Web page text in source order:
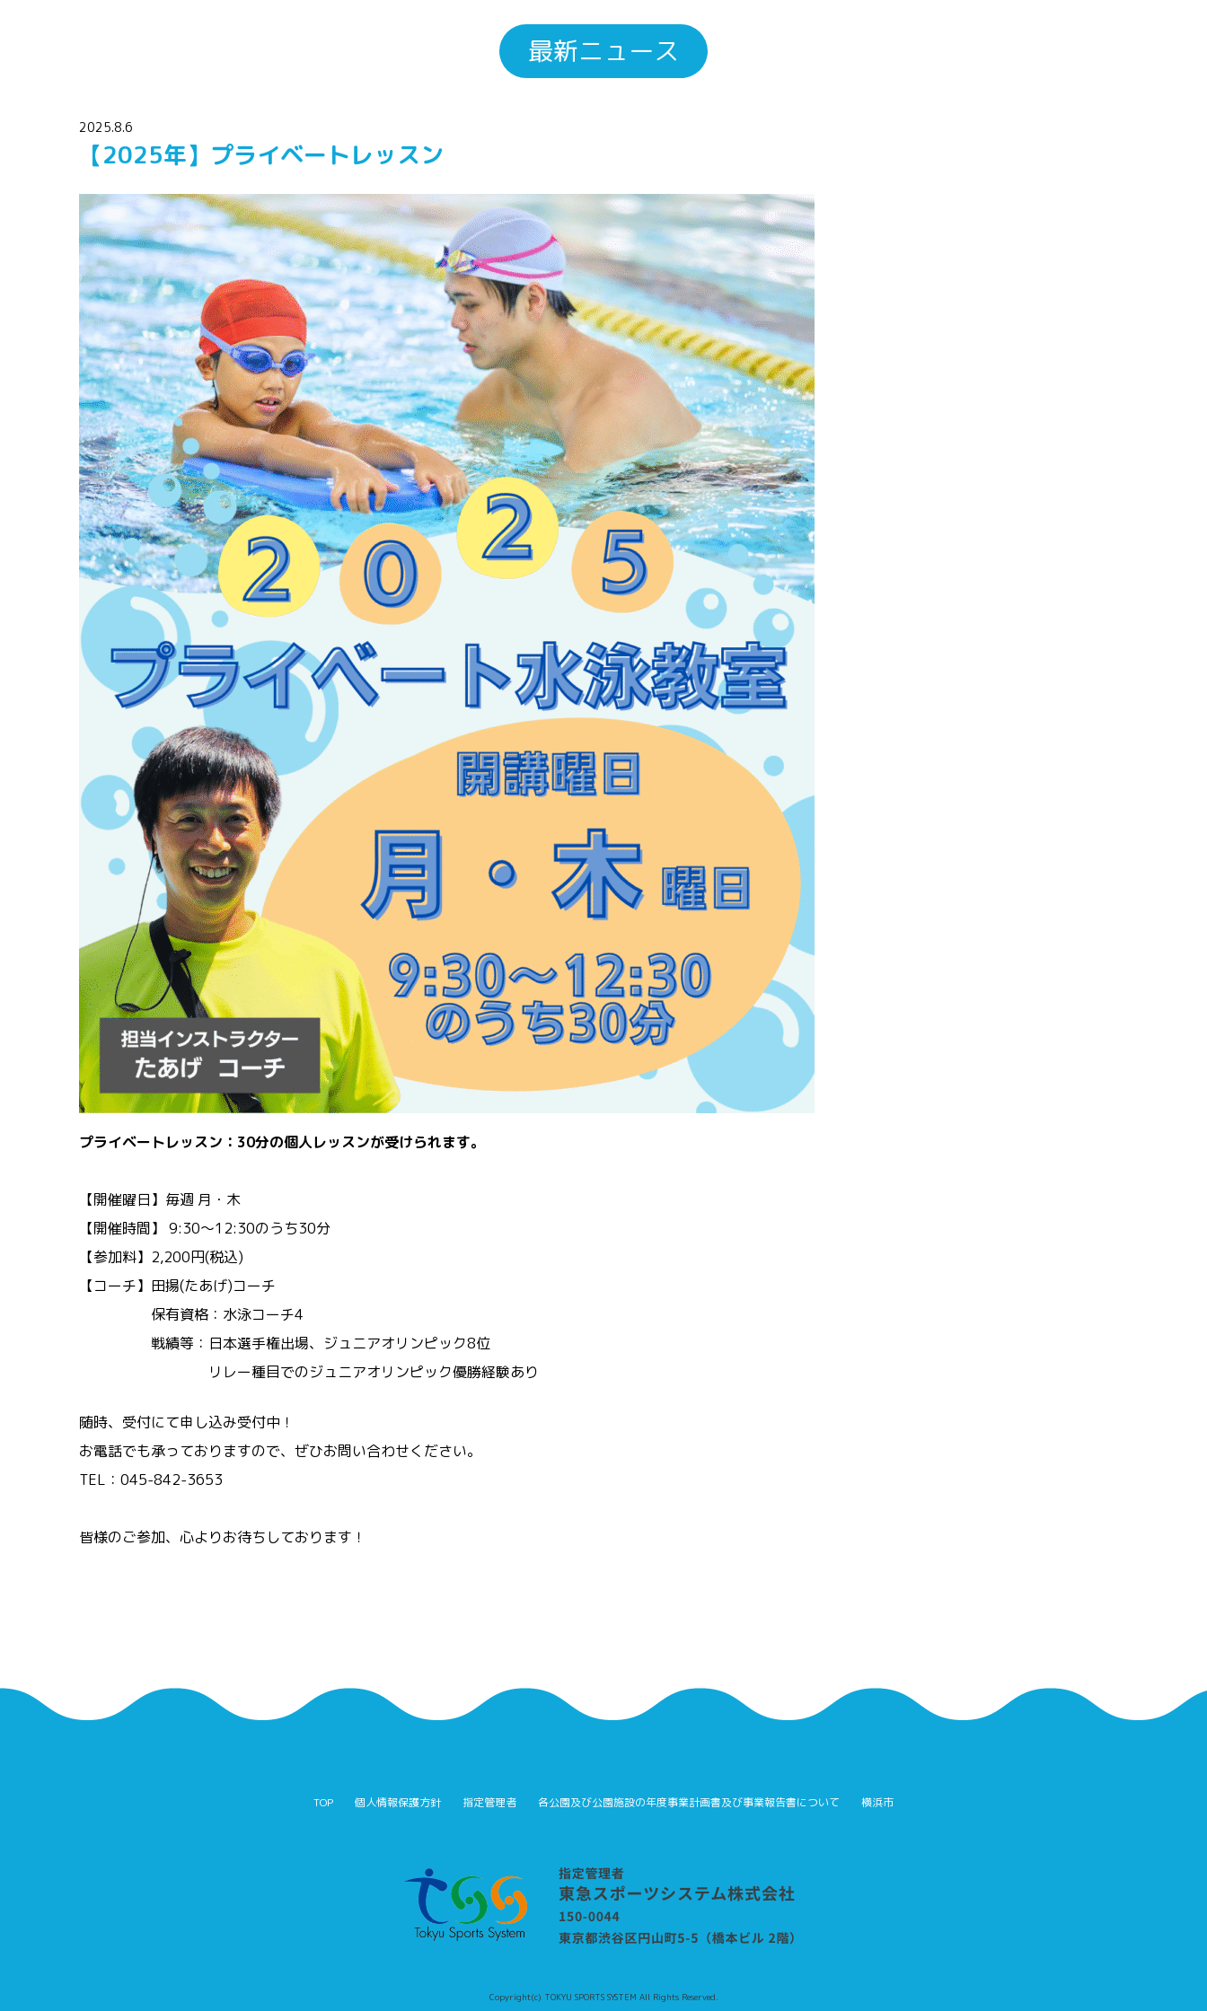
最新ニュース
2025.8.6
【2025年】プライベートレッスン
プライベートレッスン：30分の個人レッスンが受けられます。
【開催曜日】⁡毎週 月・木
【開催時間】 9:30～12:30のうち30分
【参加料】⁡2,200円(税込)
【コーチ】田揚(たあげ)コーチ
保有資格：水泳コーチ4
戦績等：日本選手権出場、ジュニアオリンピック8位
リレー種目でのジュニアオリンピック優勝経験あり
随時、受付にて申し込み受付中！
お電話でも承っておりますので、ぜひお問い合わせください。
TEL： 045-842-3653
皆様のご参加、心よりお待ちしております！
TOP 個人情報保護方針 指定管理者 各公園及び公園施設の年度事業計画書及び事業報告書について 横浜市
Copyright(c) TOKYU SPORTS SYSTEM All Rights Reserved.